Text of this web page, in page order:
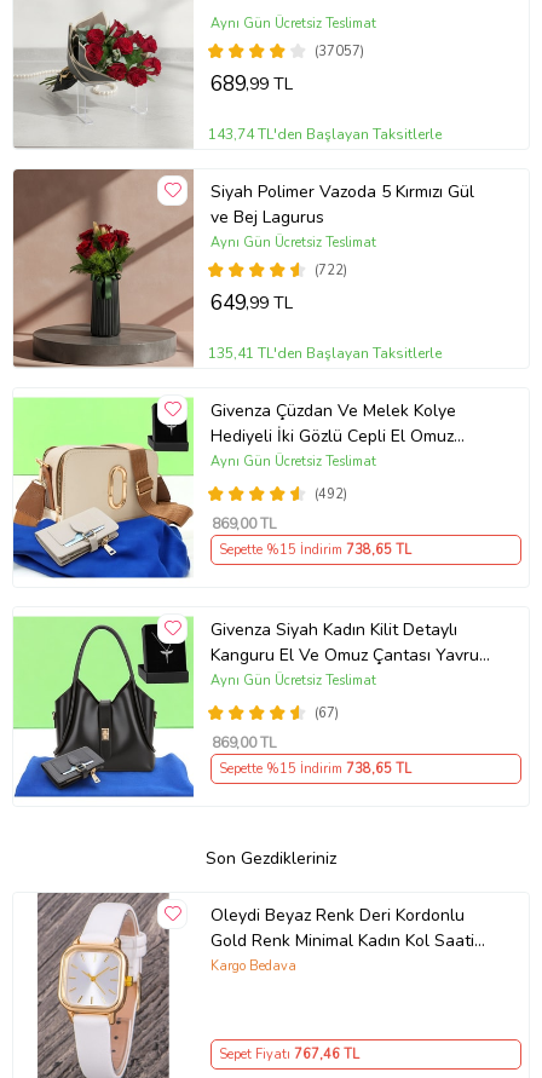
(37057)
Aynı Gün Ücretsiz Teslimat
689,99 TL
143,74 TL'den Başlayan Taksitlerle
Siyah Polimer Vazoda 5 Kırmızı Gül
ve Bej Lagurus
(722)
Aynı Gün Ücretsiz Teslimat
649,99 TL
135,41 TL'den Başlayan Taksitlerle
Givenza Çüzdan Ve Melek Kolye
Hediyeli İki Gözlü Cepli El Omuz
Çanta (Krem)
(492)
Aynı Gün Ücretsiz Teslimat
869,00 TL
Sepette %15 İndirim 738,65 TL
Givenza Siyah Kadın Kilit Detaylı
Kanguru El Ve Omuz Çantası Yavru
Çantalı Cüzdan Ve Kolye Hediyeli
(67)
Aynı Gün Ücretsiz Teslimat
869,00 TL
Sepette %15 İndirim 738,65 TL
Son Gezdikleriniz
Oleydi Beyaz Renk Deri Kordonlu
Gold Renk Minimal Kadın Kol Saati
ST-304363
Kargo Bedava
Sepet Fiyatı 767,46 TL